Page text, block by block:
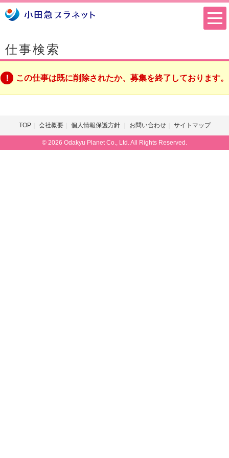
仕事検索
この仕事は既に削除されたか、募集を終了しております。
TOP 会社概要 個人情報保護方針 お問い合わせ サイトマップ
© 2026 Odakyu Planet Co., Ltd. All Rights Reserved.